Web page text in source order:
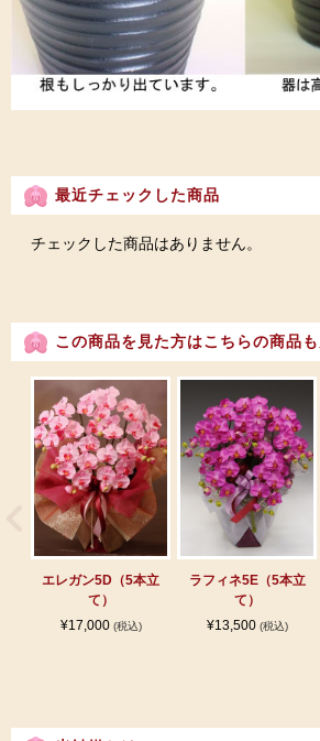
最近チェックした商品
チェックした商品はありません。
この商品を見た方はこちらの商品
エレガン5D（5本立
て）
¥17,000 (税込)
ラフィネ5E（5本立
て）
¥13,500 (税込)